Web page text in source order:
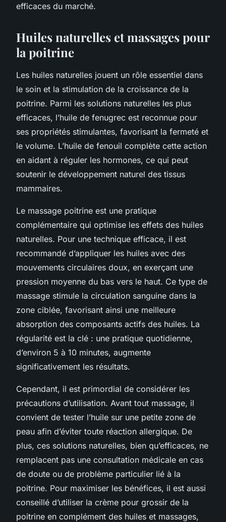
efficaces du marché.
Huiles naturelles et massages pour
la poitrine
Les huiles naturelles jouent un rôle essentiel dans
le soin et la stimulation de la croissance de la
poitrine. Parmi les solutions naturelles les plus
efficaces, l’huile de fenugrec est reconnue pour
ses propriétés stimulantes, favorisant la fermeté et
le volume. L’huile de fenouil complète cette action
en aidant à réguler les hormones, ce qui peut
soutenir le développement naturel des tissus
mammaires.
Le massage poitrine est une pratique
complémentaire qui optimise les effets des huiles
naturelles. Pour une technique efficace, il est
recommandé d’appliquer les huiles avec des
mouvements circulaires doux, en exerçant une
pression moyenne du bas vers le haut. Ce type de
massage stimule la circulation sanguine dans la
zone ciblée, favorisant ainsi une meilleure
absorption des composants actifs des huiles. La
régularité est la clé : une pratique quotidienne,
d’environ 5 à 10 minutes, augmente
significativement les résultats.
Cependant, il est primordial de considérer les
précautions d’utilisation. Avant tout massage, il
convient de tester l’huile sur une petite zone de
peau afin d’éviter toute réaction allergique. De
plus, ces solutions naturelles, bien qu’efficaces, ne
remplacent pas une consultation médicale en cas
de doute ou de problème particulier lié à la
poitrine. Pour maximiser les bénéfices, il est aussi
conseillé d’utiliser la crème pour grossir de la
poitrine en complément des huiles et massages,